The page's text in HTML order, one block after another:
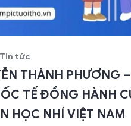
Tin tức
THÀNH PHƯƠNG
TẾ ĐỒNG HÀNH
HỌC NHÍ VIỆT NAM